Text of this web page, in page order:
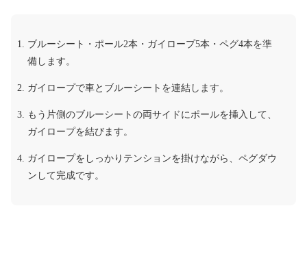
ブルーシート・ポール2本・ガイロープ5本・ペグ4本を準
備します。
ガイロープで車とブルーシートを連結します。
もう片側のブルーシートの両サイドにポールを挿入して、
ガイロープを結びます。
ガイロープをしっかりテンションを掛けながら、ペグダウ
ンして完成です。